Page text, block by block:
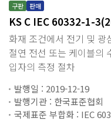
구판 판매
KS C IEC 60332-1-
화재 조건에서 전기 및
절연 전선 또는 케이블의
입자의 측정 절차
발행일 : 2019-12-19
발행기관 : 한국표준협회
국제표준 부합화 : IEC